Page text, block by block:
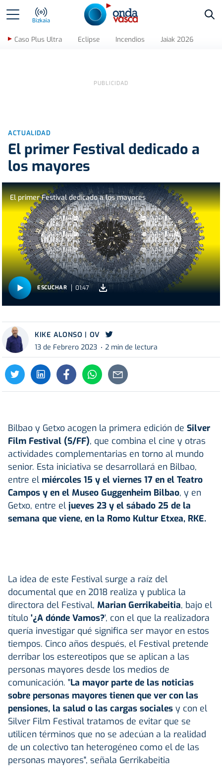
Bizkaia
Caso Plus Ultra Eclipse Incendios Jaiak 2026
ACTUALIDAD
El primer Festival dedicado a
los mayores
El primer Festival dedicado a los mayores
ESCUCHAR 01:47
KIKE ALONSO | OV
13 de Febrero 2023
2 min de lectura
Bilbao y Getxo acogen la primera edición de Silver
Film Festival (S/FF), que combina el cine y otras
actividades complementarias en torno al mundo
senior. Esta iniciativa se desarrollará en Bilbao,
entre el miércoles 15 y el viernes 17 en el Teatro
Campos y en el Museo Guggenheim Bilbao, y en
Getxo, entre el jueves 23 y el sábado 25 de la
semana que viene, en la Romo Kultur Etxea, RKE.
La idea de este Festival surge a raíz del
documental que en 2018 realiza y publica la
directora del Festival, Marian Gerrikabeitia, bajo el
título '¿A dónde Vamos?', con el que la realizadora
quería investigar qué significa ser mayor en estos
tiempos. Cinco años después, el Festival pretende
derribar los estereotipos que se aplican a las
personas mayores desde los medios de
comunicación. "La mayor parte de las noticias
sobre personas mayores tienen que ver con las
pensiones, la salud o las cargas sociales y con el
Silver Film Festival tratamos de evitar que se
utilicen términos que no se adecúan a la realidad
de un colectivo tan heterogéneo como el de las
personas mayores", señala Gerrikabeitia